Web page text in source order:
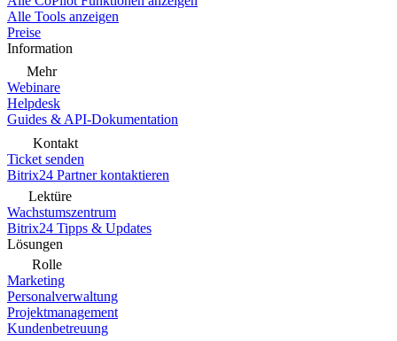
Alle Tools anzeigen
Preise
Information
Mehr
Webinare
Helpdesk
Guides & API-Dokumentation
Kontakt
Ticket senden
Bitrix24 Partner kontaktieren
Lektüre
Wachstumszentrum
Bitrix24 Tipps & Updates
Lösungen
Rolle
Marketing
Personalverwaltung
Projektmanagement
Kundenbetreuung